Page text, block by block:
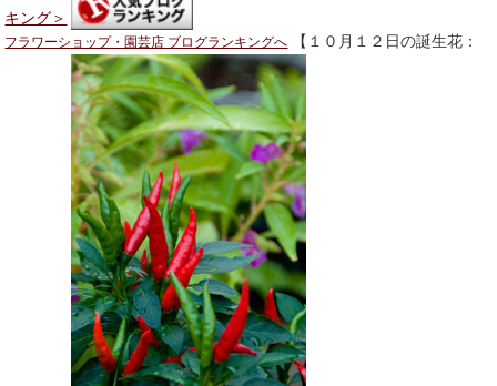
キング＞
フラワーショップ・園芸店 ブログランキングへ 【１０月１２日の誕生花：